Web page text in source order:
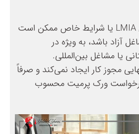
جاب آفر بدون LMIA یا شرایط خاص ممکن است
آزاد باشد، به ویژه در
یا مشاغل بین‌المللی.
مجوز کار ایجاد نمی‌کند و صرفاً
ورک پرمیت محسوب